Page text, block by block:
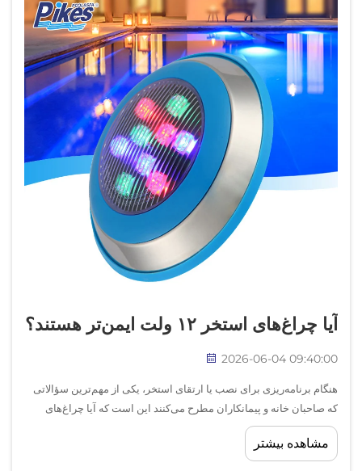
آیا چراغ‌های استخر ۱۲ ولت ایمن‌تر هستند؟
2026-06-04 09:40:00
هنگام برنامه‌ریزی برای نصب یا ارتقای استخر، یکی از مهم‌ترین سؤالاتی
که صاحبان خانه و پیمانکاران مطرح می‌کنند این است که آیا چراغ‌های
استخر ۱۲ ولت واقعاً ایمن‌تر از گزینه‌های با ولتاژ بالاتر هستند. پاسخ کوتاه
این است: بله — چراغ‌های استخر ۱۲ ولت به‌طور گسترده‌ای ...
مشاهده بیشتر